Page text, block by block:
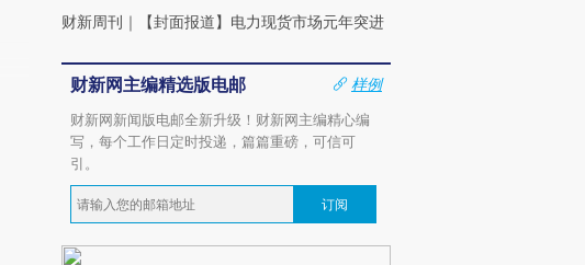
财新周刊 ｜ 【封面报道】电力现货市场元年突进
财新网主编精选版电邮
样例
财新网新闻版电邮全新升级！财新网主编精心编
写，每个工作日定时投递，篇篇重磅，可信可
引。
订阅